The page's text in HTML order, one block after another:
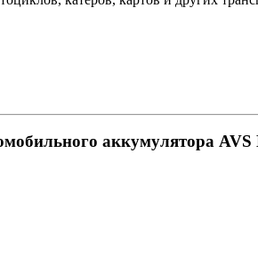
аккумулятора